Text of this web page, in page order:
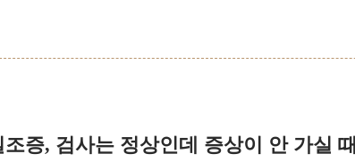
증, 검사는 정상인데 증상이 안 가실 때